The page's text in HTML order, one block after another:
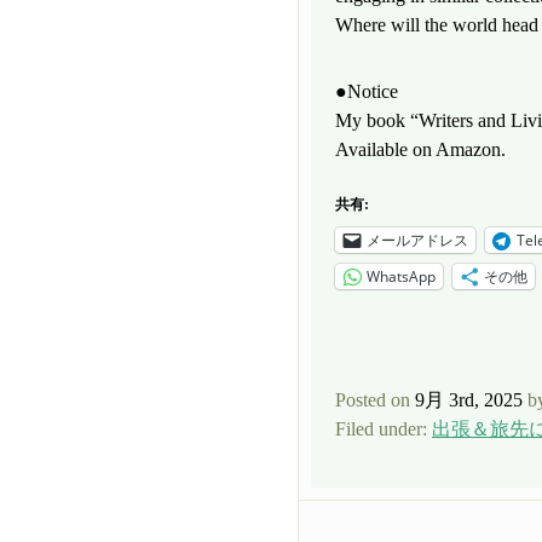
Where will the world
●Notice
My book “Writers and
Available on Amazon.
共有:
メールアドレス
WhatsApp
その他
Posted on 9月 3rd, 2025
Filed under: 出張＆旅先